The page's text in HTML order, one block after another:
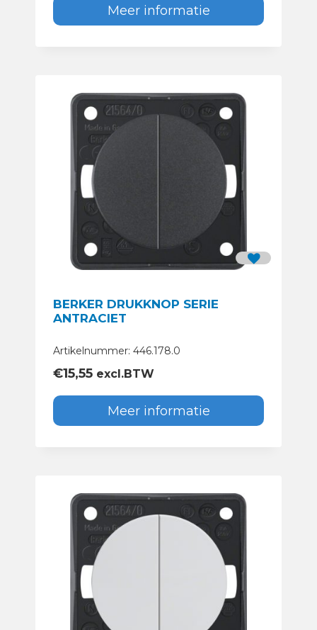
Meer informatie
BERKER DRUKKNOP SERIE
ANTRACIET
Artikelnummer: 446.178.0
€15,55 excl.BTW
Meer informatie